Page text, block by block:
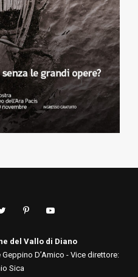
del Vallo di Diano
D’Amico - Vice direttore:
Sica